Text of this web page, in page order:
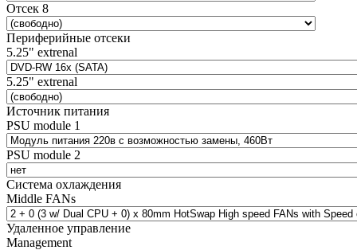
Отсек 8
Периферийные отсеки
5.25" extrenal
5.25" extrenal
Источник питания
PSU module 1
PSU module 2
Система охлаждения
Middle FANs
Удаленное управление
Management